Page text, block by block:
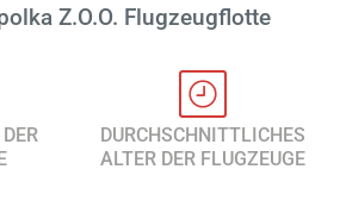
Z.O.O. Flugzeugflotte
DURCHSCHNITTLICHES
ALTER DER FLUGZEUGE